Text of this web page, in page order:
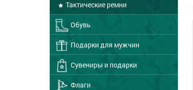
Тактические ремни
Обувь
Подарки для мужчин
Сувениры и подарки
Флаги